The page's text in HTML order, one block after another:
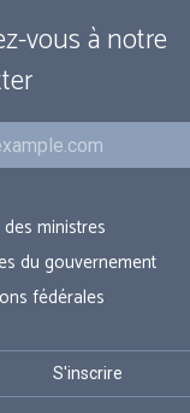
vous à notre
ministres
du gouvernement
fédérales